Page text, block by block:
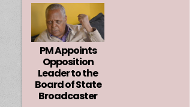
AMONG
LIST
OF
COUNTRIES
PERMITTED
TO
ENTER
THE
EU
WHEN
PM Appoints
Opposition
Leader to the
Board of State
Broadcaster